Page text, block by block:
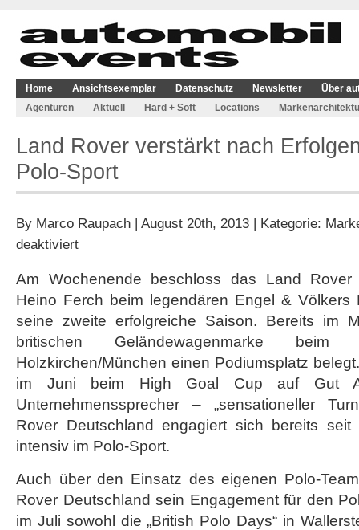
Home Ansichtsexemplar Datenschutz Newsletter
Über
Agenturen
Aktuell Hard + Soft Locations
Land Rover verstärkt nach
Polo-Sport
By Marco Raupach | August 20th, 2013 | Kategorie:
deaktiviertfür
verstärkt
nach
Engagement
im
Sport
Am Wochenende beschloss das Land Rover
Heino Ferch beim legendären Engel & Völkers
seine zweite erfolgreiche Saison. Bereits im
britischen Geländewagenmarke
Holzkirchen/München einen Podiumsplatz
im Juni beim High Goal Cup auf Gut
Unternehmenssprecher – „sensationeller
Rover Deutschland engagiert sich bereits
intensiv im Polo-Sport.
Auch über den Einsatz des eigenen Polo-
Rover Deutschland sein Engagement für den
im Juli sowohl die „British Polo Days“ in